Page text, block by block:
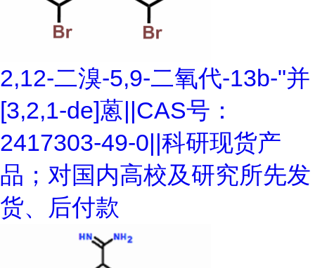
2,12-二溴-5,9-二氧代-13b-"并
[3,2,1-de]蒽||CAS号：
2417303-49-0||科研现货产
品；对国内高校及研究所先发
货、后付款